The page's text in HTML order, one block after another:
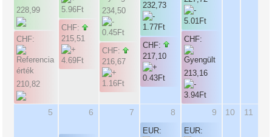
228,99
CHF:
210,82
CHF:
215,51
234,50
CHF:
216,67
232,73
CHF:
217,10
CHF:
213,16
5 6 7 8
EUR:
9
EUR:
10 11